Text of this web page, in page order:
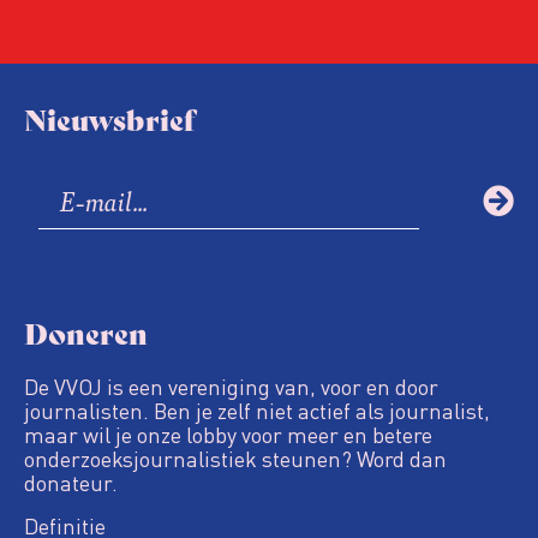
Nieuwsbrief
Doneren
De VVOJ is een vereniging van, voor en door
journalisten. Ben je zelf niet actief als journalist,
maar wil je onze lobby voor meer en betere
onderzoeksjournalistiek steunen? Word dan
donateur.
Definitie